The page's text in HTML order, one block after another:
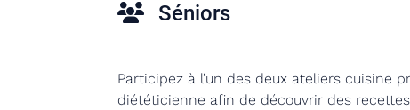
Séniors
Participez à l’un des deux ateliers cuisine
diététicienne afin de découvrir des